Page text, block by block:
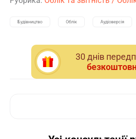
Будівництво Облік Аудіоверсія
30 днiв